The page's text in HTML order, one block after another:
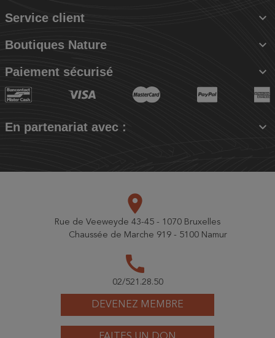
Service client 
Boutiques Nature 
Paiement sécurisé 
En partenariat avec : 
DEVENEZ MEMBRE
place
Rue de Veeweyde 43-45 - 1070 Bruxelles
Chaussée de Marche 919 - 5100 Namur
call
02/521.28.50